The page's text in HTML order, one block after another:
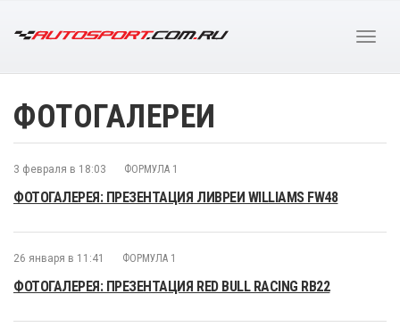
ФОТОГАЛЕРЕИ
3 февраля в 18:03 ФОРМУЛА 1
ФОТОГАЛЕРЕЯ: ПРЕЗЕНТАЦИЯ ЛИВРЕИ WILLIAMS FW48
26 января в 11:41 ФОРМУЛА 1
ФОТОГАЛЕРЕЯ: ПРЕЗЕНТАЦИЯ RED BULL RACING RB22